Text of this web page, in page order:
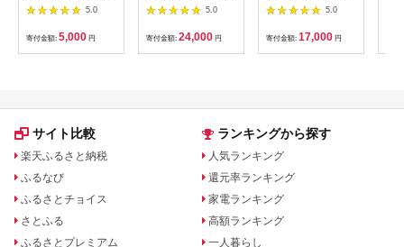
麺300g×2袋
5.0
寄付金額: 5,000 円
けで漬けた無添加梅干
し2kg 梅ボーイズ｜
B201_EP6024
5.0
寄付金額: 24,000 円
形県鶴岡市 アトリエ
かおる | 山葡萄 雑貨
キーホルダー ギフト
贈り物 お取り寄せ 返
礼品
5.0
寄付金額: 17,000 円
サイト比較
楽天ふるさと納税
ふるなび
ふるさとチョイス
さとふる
ふるさとプレミアム
ランキングから探す
人気ランキング
還元率ランキング
家電ランキング
高額ランキング
一人暮らし